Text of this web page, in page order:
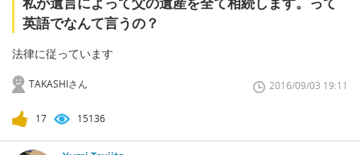
英語でなんて言うの？
法律に従っています
TAKASHIさん 2016/09/03 19:11
17 15136